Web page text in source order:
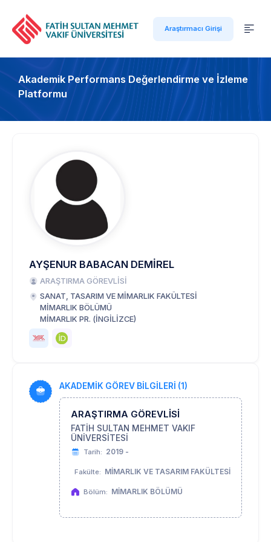
Araştırmacı Girişi
Akademik Performans Değerlendirme ve İzleme
Platformu
AYŞENUR BABACAN DEMİREL
ARAŞTIRMA GÖREVLİSİ
SANAT, TASARIM VE MİMARLIK FAKÜLTESİ
MİMARLIK BÖLÜMÜ
MİMARLIK PR. (İNGİLİZCE)
AKADEMİK GÖREV BİLGİLERİ (1)
ARAŞTIRMA GÖREVLİSİ
FATİH SULTAN MEHMET VAKIF
ÜNİVERSİTESİ
Tarih: 2019 -
Fakülte: MİMARLIK VE TASARIM FAKÜLTESİ
Bölüm: MİMARLIK BÖLÜMÜ